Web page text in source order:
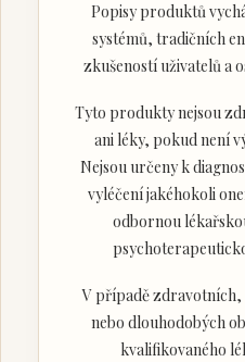
Popisy produktů
systémů, tradičních
zkušeností uživatelů a
Tyto produkty nejsou
ani léky, pokud není
Nejsou určeny k
vyléčení jakéhokoli
odbornou
V případě
nebo dlouhodobých
kvalifikovaného